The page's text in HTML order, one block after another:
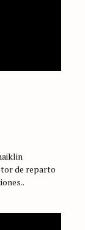
de reparto